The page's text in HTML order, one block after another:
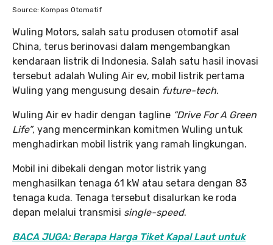
Source: Kompas Otomatif
Wuling Motors, salah satu produsen otomotif asal
China, terus berinovasi dalam mengembangkan
kendaraan listrik di Indonesia. Salah satu hasil inovasi
tersebut adalah Wuling Air ev, mobil listrik pertama
Wuling yang mengusung desain future-tech.
Wuling Air ev hadir dengan tagline “Drive For A Green
Life”, yang mencerminkan komitmen Wuling untuk
menghadirkan mobil listrik yang ramah lingkungan.
Mobil ini dibekali dengan motor listrik yang
menghasilkan tenaga 61 kW atau setara dengan 83
tenaga kuda. Tenaga tersebut disalurkan ke roda
depan melalui transmisi single-speed.
BACA JUGA: Berapa Harga Tiket Kapal Laut untuk